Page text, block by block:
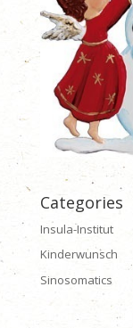
Categories
Insula-Institut
Kinderwunsch
Sinosomatics